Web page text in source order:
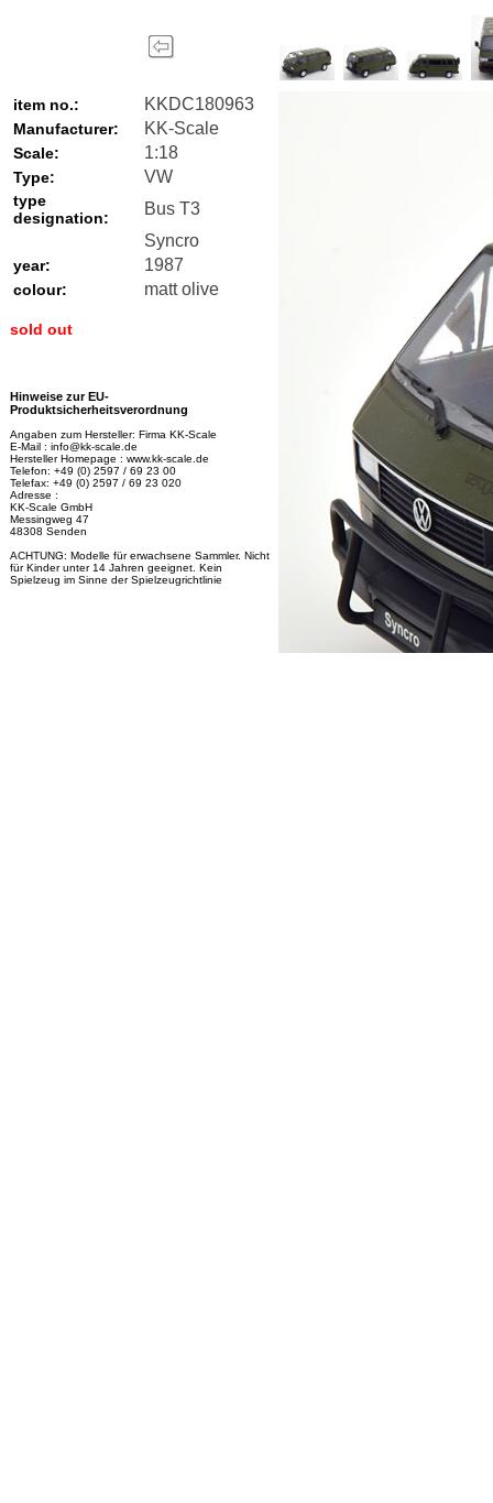
item no.: KKDC180963
Manufacturer: KK-Scale
Scale: 1:18
Type: VW
type
designation:
Bus T3
Syncro
year: 1987
colour: matt olive
sold out
Hinweise zur EU-
Produktsicherheitsverordnung
Angaben zum Hersteller: Firma KK-Scale
E-Mail : info@kk-scale.de
Hersteller Homepage : www.kk-scale.de
Telefon: +49 (0) 2597 / 69 23 00
Telefax: +49 (0) 2597 / 69 23 020
Adresse :
KK-Scale GmbH
Messingweg 47
48308 Senden
ACHTUNG: Modelle für erwachsene Sammler. Nicht
für Kinder unter 14 Jahren geeignet. Kein
Spielzeug im Sinne der Spielzeugrichtlinie